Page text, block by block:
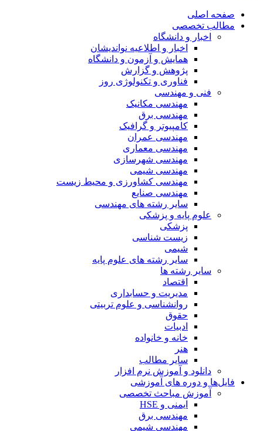
صفحه اصلی
مطالب تخصصی
اخبار و دانشگاه
اخبار و اطلاعیه نواندیشان
همایش و آزمون و دانشگاه
پژوهش و گزارش
فناوری و تکنولوژی روز
فنی و مهندسی
مهندسی مکانیک
مهندسی برق
کامپیوتر و گرافیک
مهندسی عمران
مهندسی معماری
مهندسی شهرسازی
مهندسی شیمی
مهندسی کشاورزی و محیط زیست
مهندسی صنایع
سایر رشته های مهندسی
علوم پایه و پزشکی
پزشکی
زیست شناسی
شیمی
سایر رشته های علوم پایه
سایر رشته ها
اقتصاد
مدیریت و حسابداری
روانشناسی و علوم تربیتی
حقوق
ادبیات
خانه و خانواده
هنر
سایر مطالب
دانلود و آموزش نرم افزار
فایل‌ها و دوره های آموزشی
آموزش مباحث تخصصی
ایمنی و HSE
مهندسی برق
مهندسی شیمی